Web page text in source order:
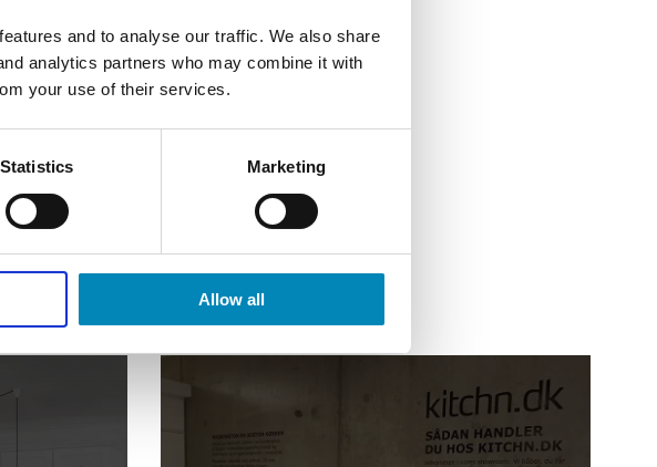
and to analyse our traffic. We also share
analytics partners who may combine it with
your use of their services.
Statistics Marketing
Allow all
15 cm
cm D: 47 cm
DKK 322,55